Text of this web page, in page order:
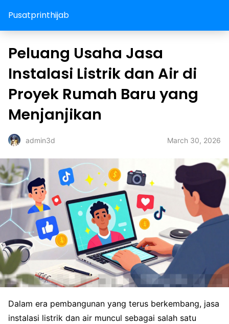
Pusatprinthijab
Peluang Usaha Jasa
Instalasi Listrik dan Air di
Proyek Rumah Baru yang
Menjanjikan
admin3d March 30, 2026
Dalam era pembangunan yang terus berkembang, jasa
instalasi listrik dan air muncul sebagai salah satu